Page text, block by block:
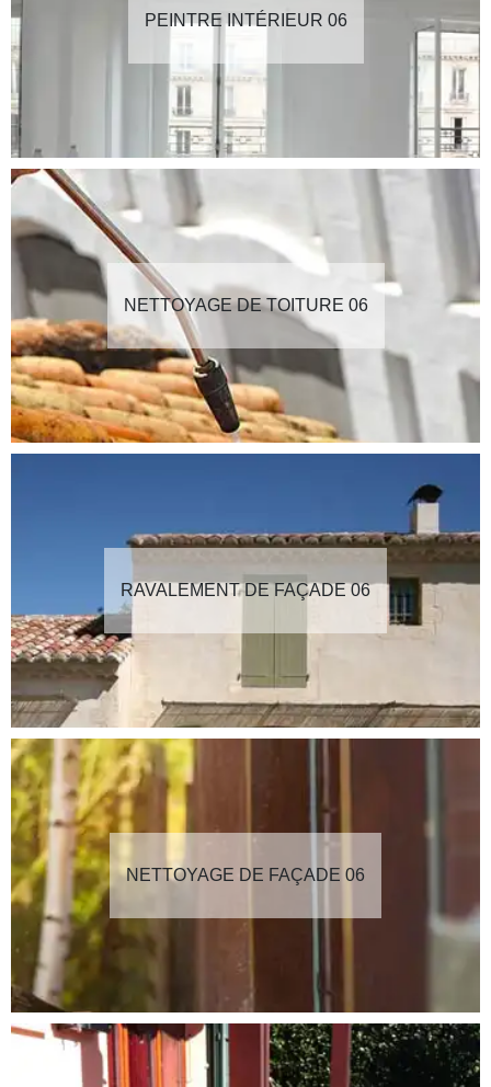
PEINTRE INTÉRIEUR 06
NETTOYAGE DE TOITURE 06
RAVALEMENT DE FAÇADE 06
NETTOYAGE DE FAÇADE 06